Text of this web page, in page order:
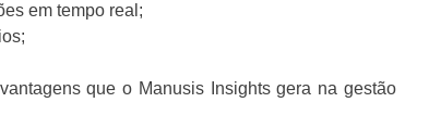
em tempo real;
que o Manusis Insights gera na gestão